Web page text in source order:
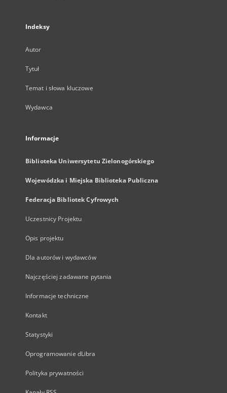
Indeksy
Autor
Tytuł
Temat i słowa kluczowe
Wydawca
Informacje
Biblioteka Uniwersytetu Zielonogórskiego
Wojewódzka i Miejska Biblioteka Publiczna
Federacja Bibliotek Cyfrowych
Uczestnicy Projektu
Opis projektu
Dla autorów i wydawców
Najczęściej zadawane pytania
Informacje techniczne
Kontakt
Statystyki
Oprogramowanie dLibra
Polityka prywatności